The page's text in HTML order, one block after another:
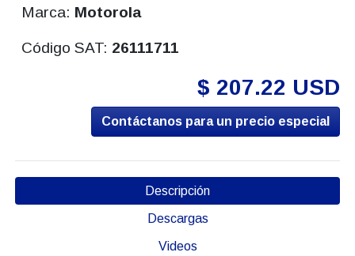
Marca: Motorola
Código SAT: 26111711
$ 207.22 USD
Contáctanos para un precio especial
Descripción
Descargas
Videos